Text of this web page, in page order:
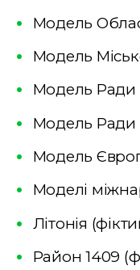
Модель
Модель
Модель Ради
Модель Ради
Модель
Моделі
Літонія
Район 1409